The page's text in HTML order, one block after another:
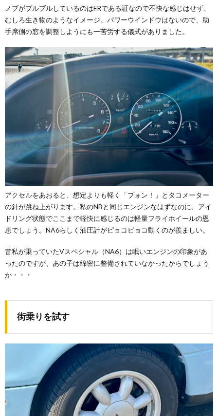
ノブがブルブルしているのはFRである証なので不快な感じはせず、
むしろ生き物のようなイメージ。パワーウインドウはないので、助
手席側の窓を調整しようにも一苦労する儀式がありました。
アクセルをあおると、想定よりも軽く「ブォン！」とタコメーター
の針が跳ね上がります。私のNBと同じエンジンなはずなのに、アイ
ドリング状態でここまで軽快に感じるのは軽量フライホイールの恩
恵でしょう。NA6らしく油圧計がピョコピョコ動くのが羨ましい。
昔私が乗っていたVスペシャル（NA6）は眠いエンジンの印象があ
ったのですが、あの子は綿密に整備されていなかったからでしょう
か・・・
街乗りを試す